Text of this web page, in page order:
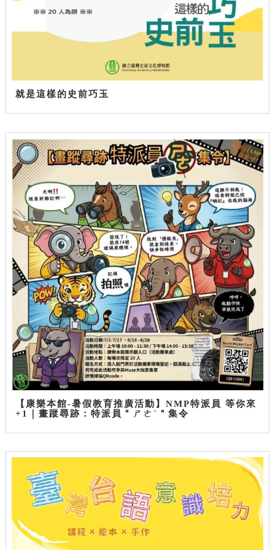
就是這樣的史前巧玉
【康樂本館-暑假教育推廣活動】NMP特派員 等你來
+1｜畫蹤尋跡：特派員＂ㄕㄜˋ＂集令